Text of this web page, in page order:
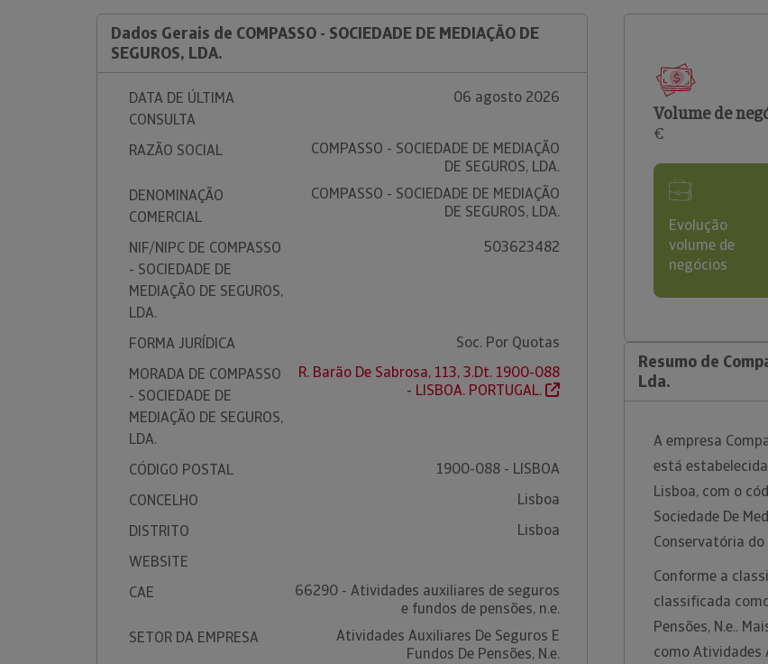
Dados Gerais de COMPASSO - SOCIEDADE DE MEDIAÇÃO DE
SEGUROS, LDA.
DATA DE ÚLTIMA
CONSULTA
06 agosto 2026
RAZÃO SOCIAL
COMPASSO - SOCIEDADE DE MEDIAÇÃO
DE SEGUROS, LDA.
DENOMINAÇÃO
COMERCIAL
COMPASSO - SOCIEDADE DE MEDIAÇÃO
DE SEGUROS, LDA.
NIF/NIPC DE COMPASSO
- SOCIEDADE DE
MEDIAÇÃO DE SEGUROS,
LDA.
503623482
FORMA JURÍDICA
Soc. Por Quotas
MORADA DE COMPASSO
- SOCIEDADE DE
MEDIAÇÃO DE SEGUROS,
LDA.
R. Barão De Sabrosa, 113, 3.Dt. 1900-088
- LISBOA. PORTUGAL.
CÓDIGO POSTAL
1900-088 - LISBOA
CONCELHO
Lisboa
DISTRITO
Lisboa
WEBSITE
CAE
66290 - Atividades auxiliares de seguros
e fundos de pensões, n.e.
SETOR DA EMPRESA
Atividades Auxiliares De Seguros E
Fundos De Pensões, N.e.
Volume de
€
Evolução
volume de
negócios
Resumo de
Lda.
A empresa
está
Lisboa, com o
Sociedade De
Conservatória
Conforme a
classificada
Pensões, N.e..
como Atividades